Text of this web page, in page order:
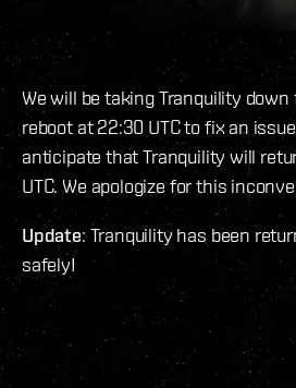
We will be taking Tranquility
reboot at 22:30 UTC to fix an
anticipate that Tranquility will
UTC. We apologize for this
Update: Tranquility has been
safely!